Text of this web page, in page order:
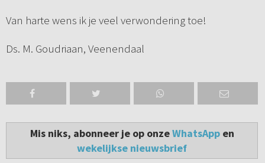
Van harte wens ik je veel verwondering toe!
Ds. M. Goudriaan, Veenendaal
Mis niks, abonneer je op onzeWhatsAppen
wekelijkse nieuwsbrief